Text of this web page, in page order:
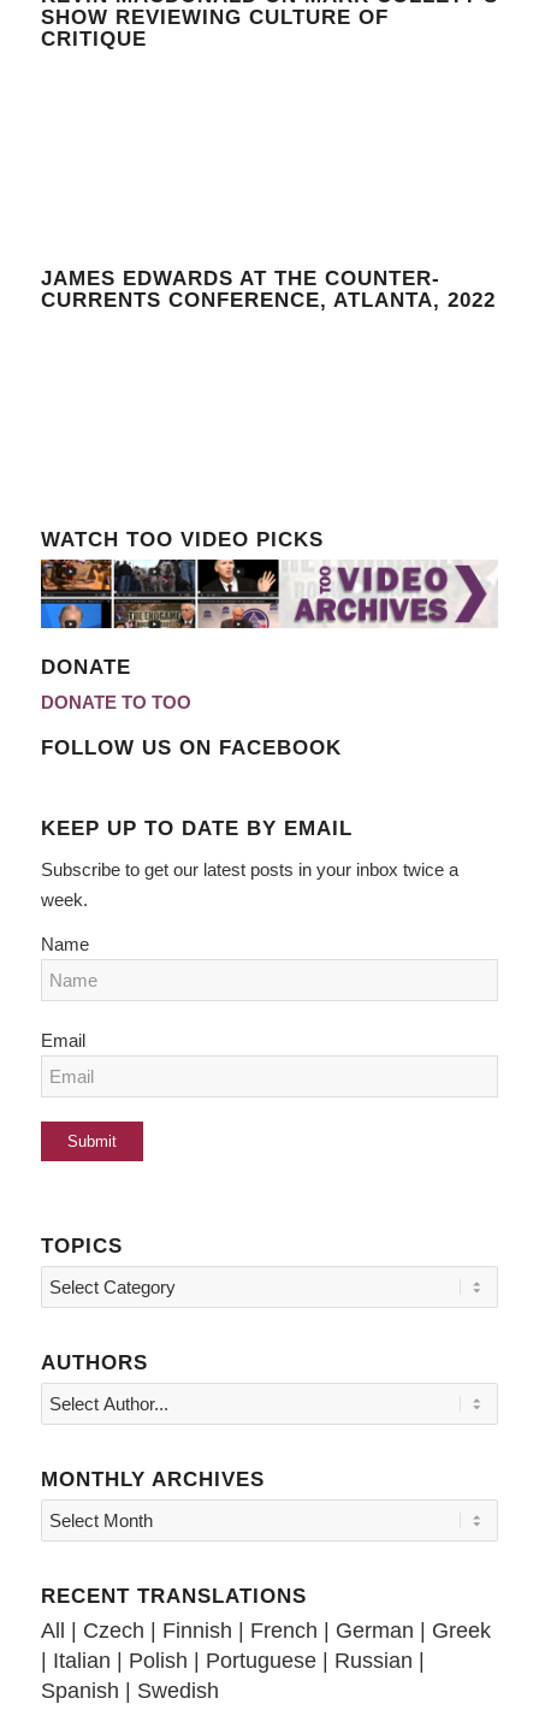
SHOW REVIEWING CULTURE OF
CRITIQUE
JAMES EDWARDS AT THE COUNTER-
CURRENTS CONFERENCE, ATLANTA, 2022
WATCH TOO VIDEO PICKS
DONATE
DONATE TO TOO
FOLLOW US ON FACEBOOK
KEEP UP TO DATE BY EMAIL
Subscribe to get our latest posts in your inbox twice a
week.
Name
Email
TOPICS
Topics
AUTHORS
MONTHLY ARCHIVES
RECENT TRANSLATIONS
All Czech Finnish French German
Greek
Italian Polish Portuguese| Russian
Spanish
Swedish